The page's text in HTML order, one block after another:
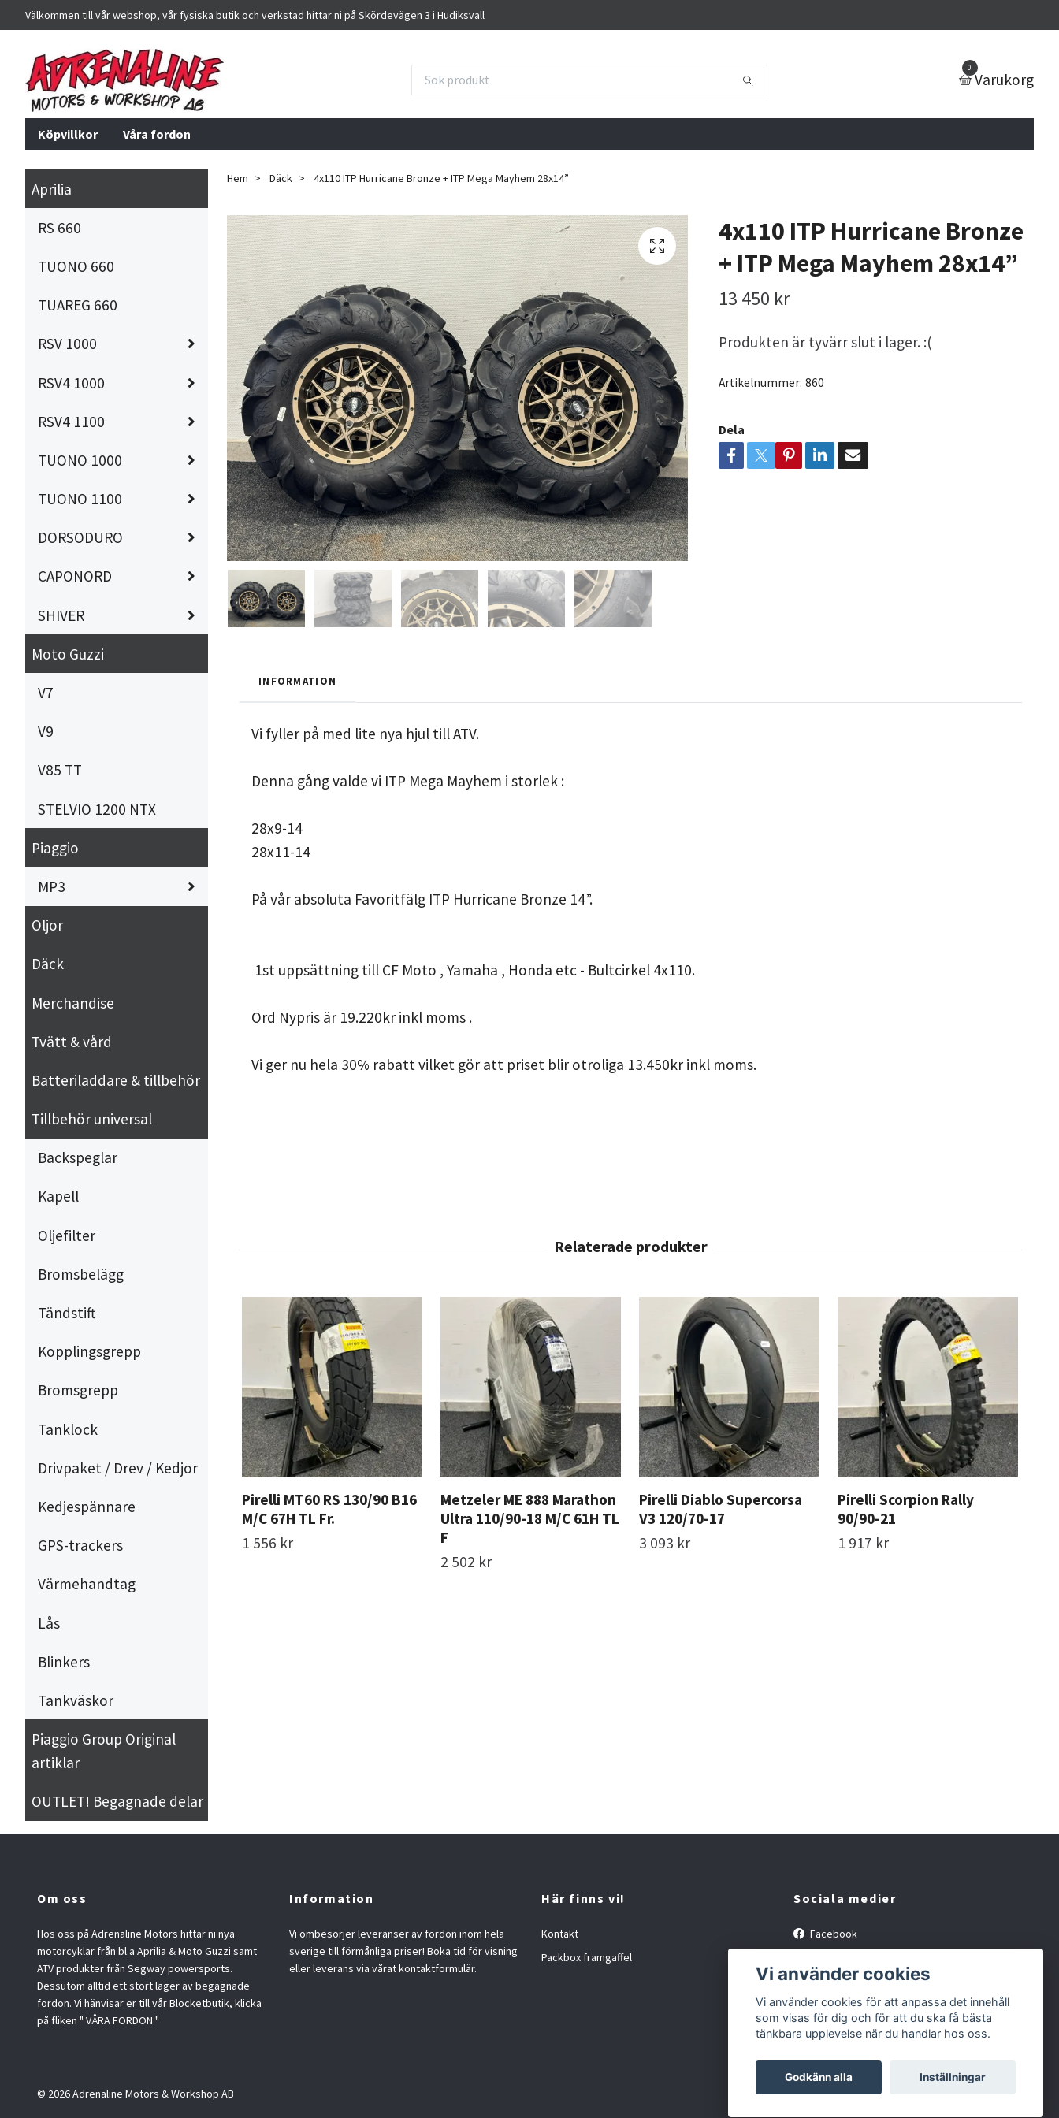
Välkommen till vår webshop, vår fysiska butik och verkstad hittar ni på Skördevägen 3 i Hudiksvall
0
Varukorg
Köpvillkor Våra fordon
Aprilia
RS 660
TUONO 660
TUAREG 660
RSV 1000
RSV4 1000
RSV4 1100
TUONO 1000
TUONO 1100
DORSODURO
CAPONORD
SHIVER
Moto Guzzi
V7
V9
V85 TT
STELVIO 1200 NTX
Piaggio
MP3
Oljor
Däck
Merchandise
Tvätt & vård
Batteriladdare & tillbehör
Tillbehör universal
Backspeglar
Kapell
Oljefilter
Bromsbelägg
Tändstift
Kopplingsgrepp
Bromsgrepp
Tanklock
Drivpaket / Drev / Kedjor
Kedjespännare
GPS-trackers
Värmehandtag
Lås
Blinkers
Tankväskor
Piaggio Group Original
artiklar
OUTLET! Begagnade delar
Hem Däck 4x110 ITP Hurricane Bronze + ITP Mega Mayhem 28x14”
4x110 ITP Hurricane Bronze
+ ITP Mega Mayhem 28x14”
13 450 kr
Produkten är tyvärr slut i lager. :(
Artikelnummer: 860
Dela
INFORMATION
Vi fyller på med lite nya hjul till ATV.
Denna gång valde vi ITP Mega Mayhem i storlek :
28x9-14
28x11-14
På vår absoluta Favoritfälg ITP Hurricane Bronze 14”.
1st uppsättning till CF Moto , Yamaha , Honda etc - Bultcirkel 4x110.
Ord Nypris är 19.220kr inkl moms .
Vi ger nu hela 30% rabatt vilket gör att priset blir otroliga 13.450kr inkl moms.
Pirelli MT60 RS 130/90 B16
M/C 67H TL Fr.
1 556 kr
Metzeler ME 888 Marathon
Ultra 110/90-18 M/C 61H TL
F
2 502 kr
Pirelli Diablo Supercorsa
V3 120/70-17
3 093 kr
Pirelli Scorpion Rally
90/90-21
1 917 kr
Om oss
Hos oss på Adrenaline Motors hittar ni nya
motorcyklar från bl.a Aprilia & Moto Guzzi samt
ATV produkter från Segway powersports.
Dessutom alltid ett stort lager av begagnade
fordon. Vi hänvisar er till vår Blocketbutik, klicka
på fliken " VÅRA FORDON "
Information
Vi ombesörjer leveranser av fordon inom hela
sverige till förmånliga priser! Boka tid för visning
eller leverans via vårat kontaktformulär.
Här finns vi!
Kontakt
Packbox framgaffel
Sociala medier
Facebook
© 2026 Adrenaline Motors & Workshop AB
Vi använder cookies
Vi använder cookies för att anpassa det innehåll
som visas för dig och för att du ska få bästa
tänkbara upplevelse när du handlar hos oss.
Godkänn alla Inställningar